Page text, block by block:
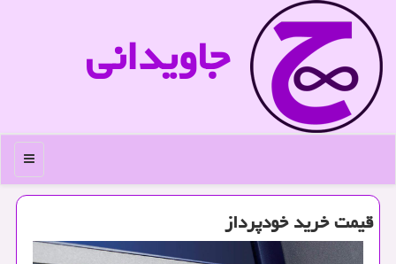
جاویدانی
منو
قیمت خرید خودپرداز